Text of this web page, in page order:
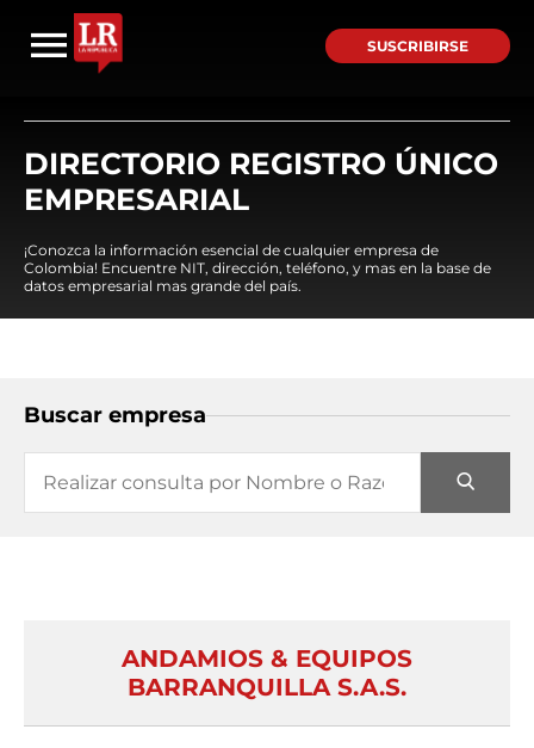
SUSCRIBIRSE
DIRECTORIO REGISTRO ÚNICO
EMPRESARIAL
¡Conozca la información esencial de cualquier empresa de
Colombia! Encuentre NIT, dirección, teléfono, y mas en la base de
datos empresarial mas grande del país.
Buscar empresa
ANDAMIOS & EQUIPOS
BARRANQUILLA S.A.S.